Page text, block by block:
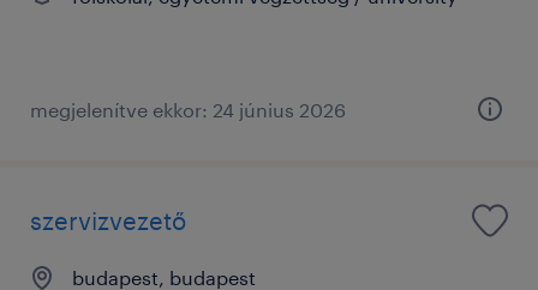
megjelenítve ekkor: 24 június 2026
szervizvezető
budapest, budapest